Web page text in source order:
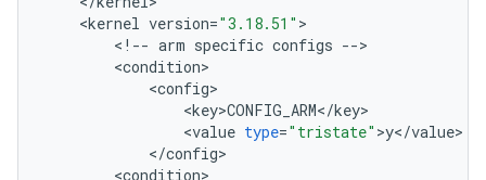
<kernel version="3.18.51" >
< ! -- arm specific configs -->
<condition>
<config>
<key>CONFIG_ARM</key>
<value type="tristate" >y</value>
</config>
<condition>